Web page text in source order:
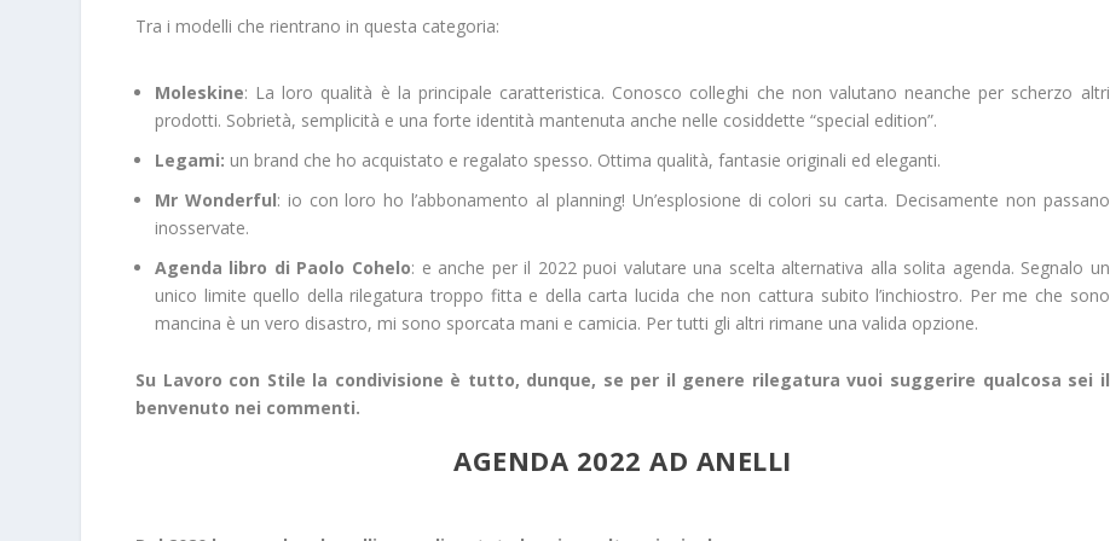
Tra i modelli che rientrano in questa categoria:
Moleskine: La loro qualità è la principale caratteristica. Conosco colleghi che non valutano neanche per scherzo altri
prodotti. Sobrietà, semplicità e una forte identità mantenuta anche nelle cosiddette “special edition”.
Legami: un brand che ho acquistato e regalato spesso. Ottima qualità, fantasie originali ed eleganti.
Mr Wonderful: io con loro ho l’abbonamento al planning! Un’esplosione di colori su carta. Decisamente non passano
inosservate.
Agenda libro di Paolo Cohelo: e anche per il 2022 puoi valutare una scelta alternativa alla solita agenda. Segnalo un
unico limite quello della rilegatura troppo fitta e della carta lucida che non cattura subito l’inchiostro. Per me che sono
mancina è un vero disastro, mi sono sporcata mani e camicia. Per tutti gli altri rimane una valida opzione.
Su Lavoro con Stile la condivisione è tutto, dunque, se per il genere rilegatura vuoi suggerire qualcosa sei il
benvenuto nei commenti.
AGENDA 2022 AD ANELLI